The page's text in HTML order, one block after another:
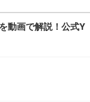
動画で解説！公式Y